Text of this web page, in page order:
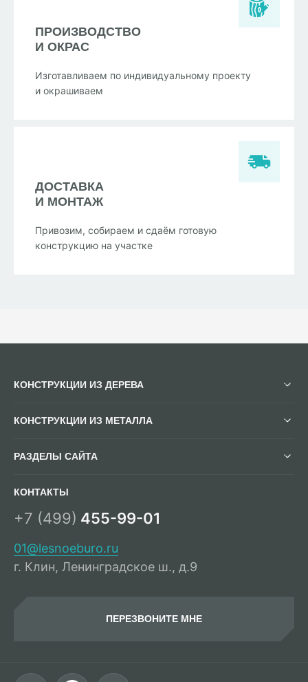
ПРОИЗВОДСТВО
И ОКРАС
Изготавливаем по индивидуальному проекту
и окрашиваем
ДОСТАВКА
И МОНТАЖ
Привозим, собираем и сдаём готовую
конструкцию на участке
КОНСТРУКЦИИ ИЗ ДЕРЕВА
КОНСТРУКЦИИ ИЗ МЕТАЛЛА
РАЗДЕЛЫ САЙТА
КОНТАКТЫ
+7 (499) 455-99-01
01@lesnoeburo.ru
г. Клин, Ленинградское ш., д.9
ПЕРЕЗВОНИТЕ МНЕ